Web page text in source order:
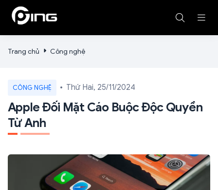
Trang chủ Công nghệ
CÔNG NGHỆ Thứ Hai, 25/11/2024
Apple Đối Mặt Cáo Buộc Độc Quyền
Từ Anh